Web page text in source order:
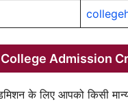
Admission
के लिए आपको किसी